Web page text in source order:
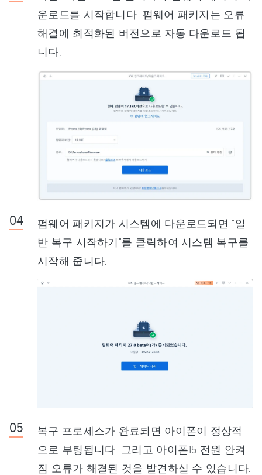
운로드를 시작합니다. 펌웨어 패키지는 오류
해결에 최적화된 버전으로 자동 다운로드 됩
니다.
펌웨어 패키지가 시스템에 다운로드되면 "일
반 복구 시작하기"를 클릭하여 시스템 복구를
시작해 줍니다.
복구 프로세스가 완료되면 아이폰이 정상적
으로 부팅됩니다. 그리고 아이폰15 전원 안켜
짐 오류가 해결된 것을 발견하실 수 있습니다.